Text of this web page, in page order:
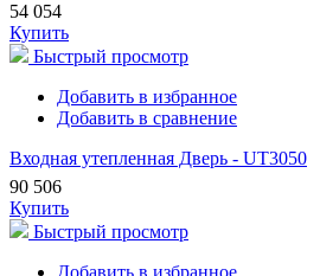
54 054
Купить
Быстрый просмотр
Добавить в избранное
Добавить в сравнение
Входная утепленная Дверь - UT3050
90 506
Купить
Быстрый просмотр